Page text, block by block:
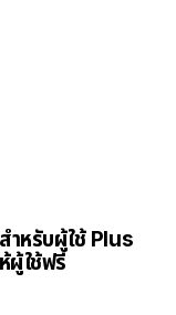
ำหรับผู้ใช้ Plus
ผู้ใช้ฟรี